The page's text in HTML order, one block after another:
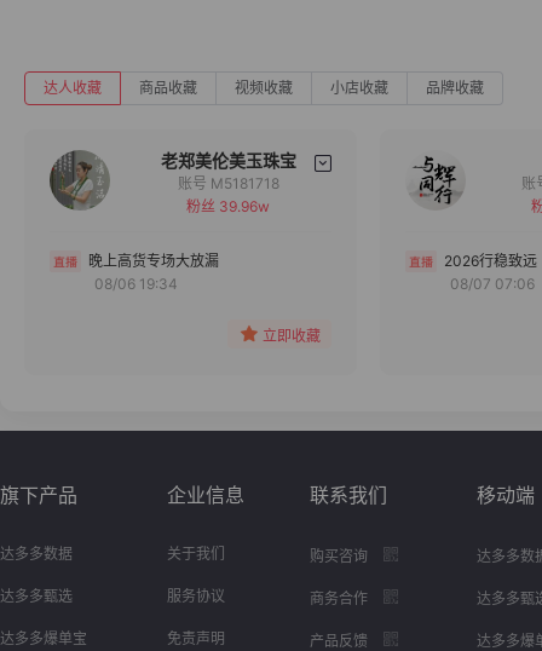
达人收藏 商品收藏 视频收藏 小店收藏 品牌收藏
老郑美伦美玉珠宝
备注
分组
账号 M5181718
粉丝 39.96w
晚上高货专场大放漏
08/06 19:34
立即收藏
2026行稳致远
08/07 07:06
旗下产品
达多多数据
达多多甄选
达多多爆单宝
企业信息
关于我们
服务协议
免责声明
联系我们
购买咨询
商务合作
产品反馈
移动端
达多多数
达多多甄
达多多爆